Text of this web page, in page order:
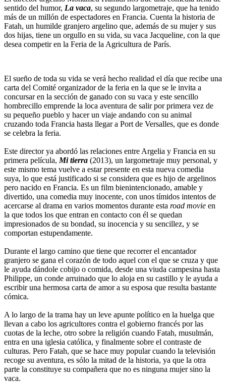
sentido del humor, La vaca, su segundo largometraje, que ha tenido
más de un millón de espectadores en Francia. Cuenta la historia de
Fatah, un humilde granjero argelino que, además de su mujer y sus
dos hijas, tiene un orgullo en su vida, su vaca Jacqueline, con la que
desea competir en la Feria de la Agricultura de París.
El sueño de toda su vida se verá hecho realidad el día que recibe una
carta del Comité organizador de la feria en la que se le invita a
concursar en la sección de ganado con su vaca y este sencillo
hombrecillo emprende la loca aventura de salir por primera vez de
su pequeño pueblo y hacer un viaje andando con su animal
cruzando toda Francia hasta llegar a Port de Versalles, que es donde
se celebra la feria.
Este director ya abordó las relaciones entre Argelia y Francia en su
primera película, Mi tierra (2013), un largometraje muy personal, y
este mismo tema vuelve a estar presente en esta nueva comedia
suya, lo que está justificado si se considera que es hijo de argelinos
pero nacido en Francia. Es un film bienintencionado, amable y
divertido, una comedia muy inocente, con unos tímidos intentos de
acercarse al drama en varios momentos durante esta road movie en
la que todos los que entran en contacto con él se quedan
impresionados de su bondad, su inocencia y su sencillez, y se
comportan estupendamente.
Durante el largo camino que tiene que recorrer el encantador
granjero se gana el corazón de todo aquel con el que se cruza y que
le ayuda dándole cobijo o comida, desde una viuda campesina hasta
Philippe, un conde arruinado que lo aloja en su castillo y le ayuda a
escribir una hermosa carta de amor a su esposa que resulta bastante
cómica.
A lo largo de la trama hay un leve apunte político en la huelga que
llevan a cabo los agricultores contra el gobierno francés por las
cuotas de la leche, otro sobre la religión cuando Fatah, musulmán,
entra en una iglesia católica, y finalmente sobre el contraste de
culturas. Pero Fatah, que se hace muy popular cuando la televisión
recoge su aventura, es sólo la mitad de la historia, ya que la otra
parte la constituye su compañera que no es ninguna mujer sino la
vaca.